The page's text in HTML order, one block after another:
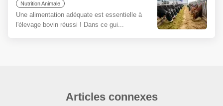
Nutrition Animale
Une alimentation adéquate est essentielle à
l'élevage bovin réussi ! Dans ce gui...
Articles connexes